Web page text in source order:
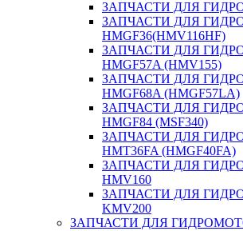
ЗАПЧАСТИ ДЛЯ
ЗАПЧАСТИ ДЛЯ
HMGF36(HMV116HF)
ЗАПЧАСТИ ДЛЯ
HMGF57A (HMV155)
ЗАПЧАСТИ ДЛЯ
HMGF68A (HMGF57LA)
ЗАПЧАСТИ ДЛЯ
HMGF84 (MSF340)
ЗАПЧАСТИ ДЛЯ
HMT36FA (HMGF40FA)
ЗАПЧАСТИ ДЛЯ
HMV160
ЗАПЧАСТИ ДЛЯ
KMV200
ЗАПЧАСТИ ДЛЯ